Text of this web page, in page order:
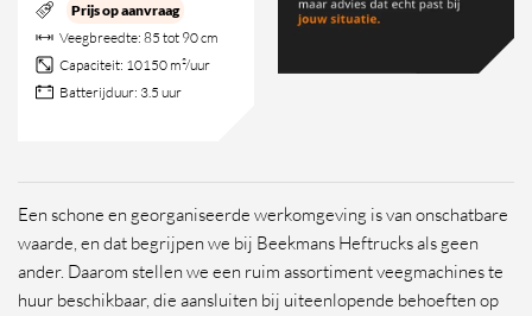
Prijs op aanvraag
Veegbreedte: 85 tot 90 cm
Capaciteit: 10150 m²/uur
Batterijduur: 3.5 uur
Een schone en georganiseerde werkomgeving is van onschatbare
waarde, en dat begrijpen we bij Beekmans Heftrucks als geen
ander. Daarom stellen we een ruim assortiment veegmachines te
huur beschikbaar, die aansluiten bij uiteenlopende behoeften op